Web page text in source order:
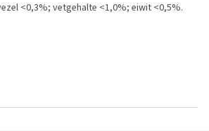
<0,3%; vetgehalte <1,0%; eiwit <0,5%.